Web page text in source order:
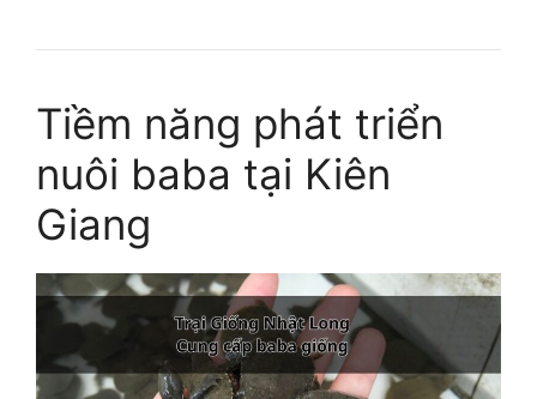
Tiềm năng phát triển
nuôi baba tại Kiên
Giang